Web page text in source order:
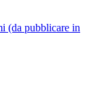
(da pubblicare in